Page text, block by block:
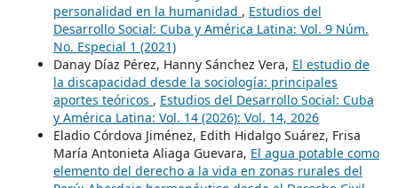
personalidad en la humanidad , Estudios del
Desarrollo Social: Cuba y América Latina: Vol. 9 Núm.
No. Especial 1 (2021)
Danay Díaz Pérez, Hanny Sánchez Vera, El estudio de
la discapacidad desde la sociología: principales
aportes teóricos , Estudios del Desarrollo Social: Cuba
y América Latina: Vol. 14 (2026): Vol. 14, 2026
Eladio Córdova Jiménez, Edith Hidalgo Suárez, Frisa
María Antonieta Aliaga Guevara, El agua potable como
elemento del derecho a la vida en zonas rurales del